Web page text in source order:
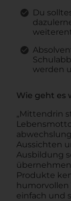
Du
werden
Wie geht es
„Mittendrin
Aussichten
Ausbildung
Produkte
humorvollen
einfach und